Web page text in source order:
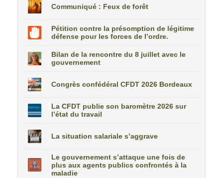
Communiqué : Feux de forêt
Pétition contre la présomption de légitime
défense pour les forces de l’ordre.
Bilan de la rencontre du 8 juillet avec le
gouvernement
Congrès confédéral CFDT 2026 Bordeaux
La CFDT publie son baromètre 2026 sur
l’état du travail
La situation salariale s’aggrave
Le gouvernement s’attaque une fois de
plus aux agents publics confrontés à la
maladie